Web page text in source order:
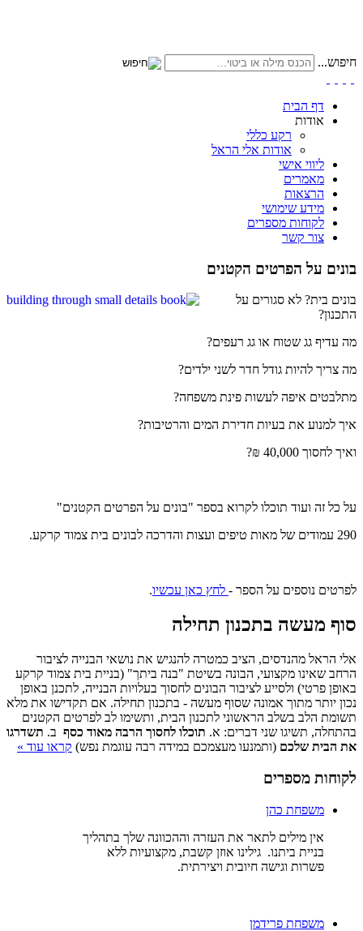
חיפוש...
דף הבית
אודות
רקע כללי
אודות אלי הראל
ליווי אישי
מאמרים
הרצאות
מידע שימושי
לקוחות מספרים
צור קשר
בונים על הפרטים הקטנים
בונים בית? לא סגורים על
התכנון?
מה עדיף גג שטוח או גג רעפים?
מה צריך להיות גודל חדר לשני ילדים?
מתלבטים איפה לעשות פינת משפחה?
איך למנוע את בעיות חדירת המים והרטיבות?
ואיך לחסוך 40,000 ₪?
על כל זה ועוד תוכלו לקרוא בספר "בונים על הפרטים הקטנים"
290 עמודים של מאות טיפים ועצות והדרכה לבונים בית צמוד קרקע.
לפרטים נוספים על הספר - לחץ כאן עכשיו.
סוף מעשה בתכנון תחילה
אלי הראל מהנדסים, הציב כמטרה להנגיש את נושאי הבנייה לציבור
הרחב שאינו מקצועי, הבונה בשיטת "בנה ביתך" (בניית בית צמוד קרקע
באופן פרטי) ולסייע לציבור הבונים לחסוך בעלויות הבנייה, לתכנן באופן
נכון יותר מתוך אמונה שסוף מעשה - בתכנון תחילה. אם תקדישו את מלא
תשומת הלב בשלב הראשוני לתכנון הבית, ותשימו לב לפרטים הקטנים
בהתחלה, תשיגו שני דברים: א. תוכלו לחסוך הרבה מאוד כסף ב. תשדרגו
את הבית שלכם (ותמנעו מעצמכם במידה רבה עוגמת נפש) קראו עוד »
לקוחות מספרים
משפחת כהן
אין מילים לתאר את העזרה וההכוונה שלך בתהליך
בניית ביתנו. גילינו אוזן קשבת, מקצועיות ללא
פשרות וגישה חיובית ויצירתית.
משפחת פרידמן